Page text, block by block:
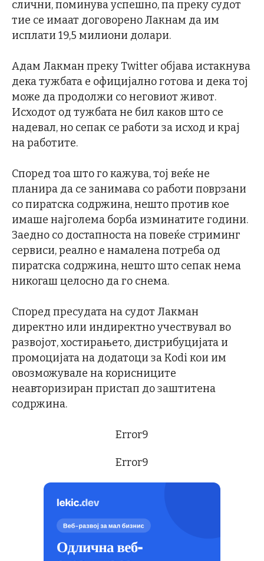
слични, поминува успешно, па преку судот
тие се имаат договорено Лакнам да им
исплати 19,5 милиони долари.
Адам Лакман преку Twitter објава истакнува
дека тужбата е официјално готова и дека тој
може да продолжи со неговиот живот.
Исходот од тужбата не бил каков што се
надевал, но сепак се работи за исход и крај
на работите.
Според тоа што го кажува, тој веќе не
планира да се занимава со работи поврзани
со пиратска содржина, нешто против кое
имаше најголема борба изминатите години.
Заедно со достапноста на повеќе стриминг
сервиси, реално е намалена потреба од
пиратска содржина, нешто што сепак нема
никогаш целосно да го снема.
Според пресудата на судот Лакман
директно или индиректно учествувал во
развојот, хостирањето, дистрибуцијата и
промоцијата на додатоци за Kodi кои им
овозможувале на корисниците
неавторизиран пристап до заштитена
содржина.
Error9
Error9